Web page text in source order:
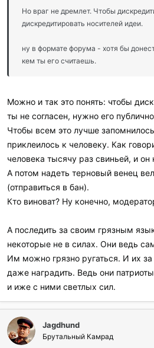
Но враг не дремлет. Чтобы
дискредитировать носителей идеи.
ну в формате форума - хотя бы
кем ты его считаешь.
Можно и так это понять: чтобы
ты не согласен, нужно его
Чтобы всем это лучше
приклеилось к человеку. Как
человека тысячу раз свиньей, и он
А потом надеть терновый венец
(отправиться в бан).
Кто виноват? Ну конечно,
А последить за своим грязным
некоторые не в силах. Они ведь
Им можно грязно ругаться. И их за
даже наградить. Ведь они
и иже с ними светлых сил.
Jagdhund
Брутальный Камрад